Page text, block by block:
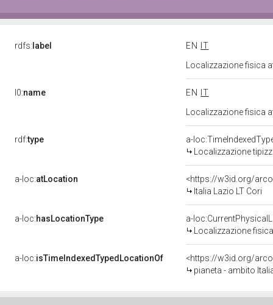
rdfs: label EN
IT
Localizzazione fisica
l0:name EN
IT
Localizzazione fisica
rdf:type
a-
Localizzazione
a-loc:atLocation
<https://w3id.org/
Italia Lazio LT Cori
a-loc:hasLocationType
a-
Localizzazione
a-loc:isTimeIndexedTypedLocationOf
<https://w3id.org/
pianeta - ambito